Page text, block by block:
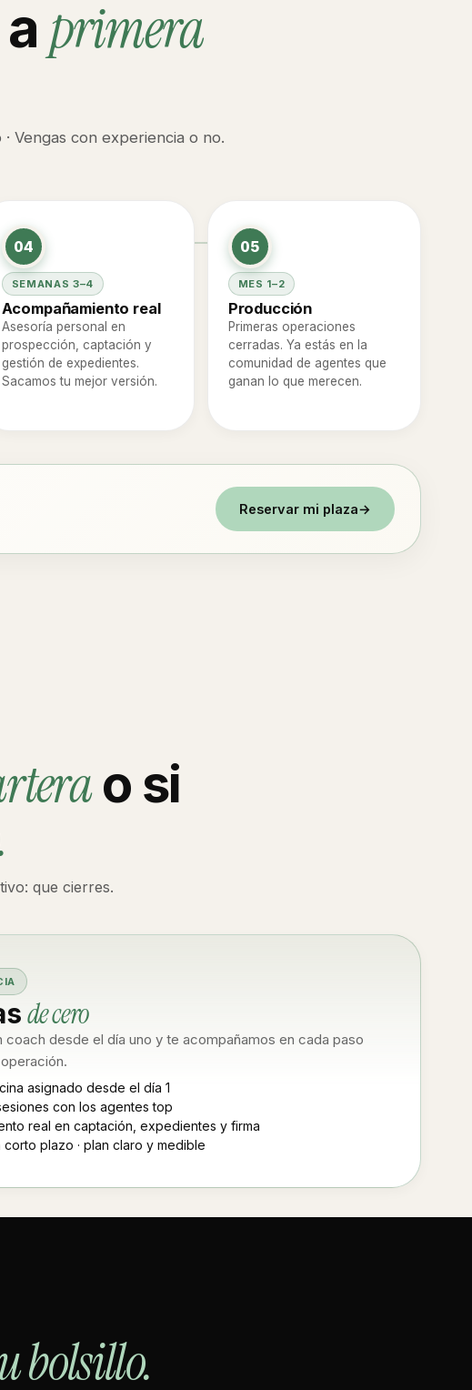
primera
Vengas con experiencia o no.
04
SEMANAS 3–4
Acompañamiento real
Asesoría personal en
prospección, captación y
gestión de expedientes.
Sacamos tu mejor versión.
05
MES 1–2
Producción
Primeras operaciones
cerradas. Ya estás en la
comunidad de agentes que
ganan lo que merecen.
Reservar mi plaza
o si
que cierres.
de cero
coach desde el día uno y te acompañamos en cada paso
asignado desde el día 1
con los agentes top
real en captación, expedientes y firma
plazo · plan claro y medible
bolsillo.